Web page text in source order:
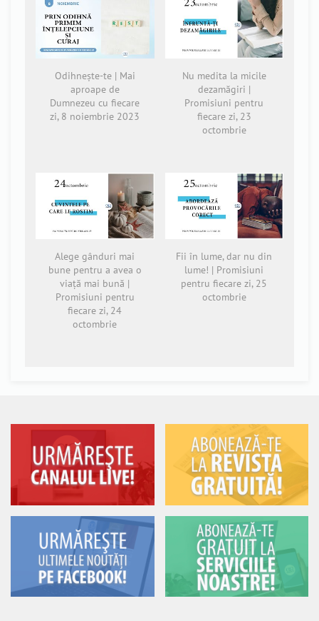
Odihnește-te | Mai
aproape de
Dumnezeu cu fiecare
zi, 8 noiembrie 2023
Nu medita la micile
dezamăgiri |
Promisiuni pentru
fiecare zi, 23
octombrie
Alege gânduri mai
bune pentru a avea o
viață mai bună |
Promisiuni pentru
fiecare zi, 24
octombrie
Fii în lume, dar nu din
lume! | Promisiuni
pentru fiecare zi, 25
octombrie